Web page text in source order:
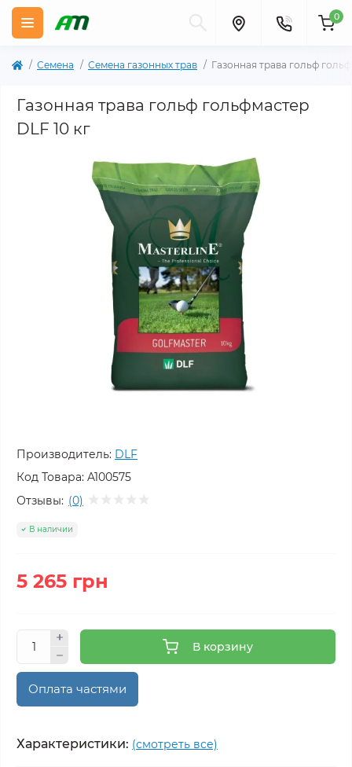
0
Семена Семена газонных трав Газонная трава гольф
Газонная трава гольф гольфмастер
DLF 10 кг
Производитель: DLF
Код Товара: A100575
Отзывы: (0)
В наличии
5 265 грн
В корзину
Оплата частями
Характеристики: (смотреть все)